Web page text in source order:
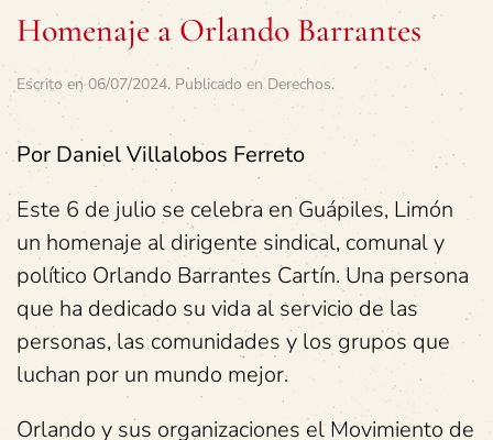
Homenaje a Orlando Barrantes
Escrito en06/07/2024. Publicado en Derechos.
Por Daniel Villalobos Ferreto
Este 6 de julio se celebra en Guápiles, Limón
un homenaje al dirigente sindical, comunal y
político Orlando Barrantes Cartín. Una persona
que ha dedicado su vida al servicio de las
personas, las comunidades y los grupos que
luchan por un mundo mejor.
Orlando y sus organizaciones el Movimiento de